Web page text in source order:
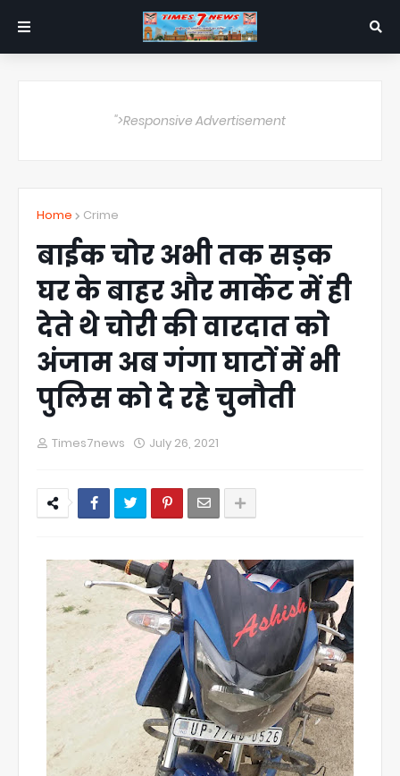
">Responsive Advertisement
Home Crime
बाईक चोर अभी तक सड़क
घर के बाहर और मार्केट में ही
देते थे चोरी की वारदात को
अंजाम अब गंगा घाटों में भी
पुलिस को दे रहे चुनौती
Times7news July 26, 2021